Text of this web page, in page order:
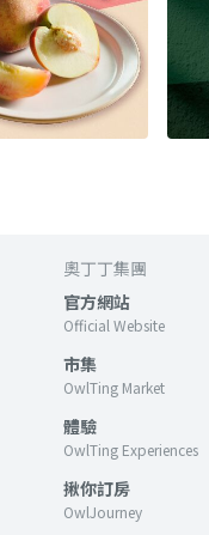
奧丁丁集團
官方網站
Official Website
市集
OwlTing Market
體驗
OwlTing Experiences
揪你訂房
OwlJourney